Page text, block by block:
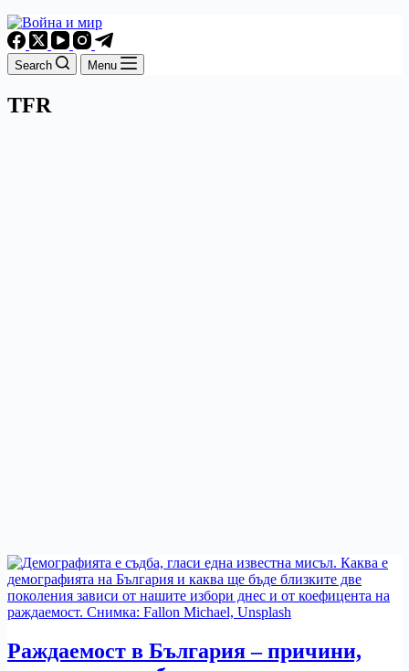
Search Menu
TFR
Раждаемост в България – причини,